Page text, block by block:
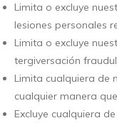
Limita o excluye
lesiones personales
Limita o excluye
tergiversación
Limita cualquiera de
cualquier manera
Excluye cualquiera